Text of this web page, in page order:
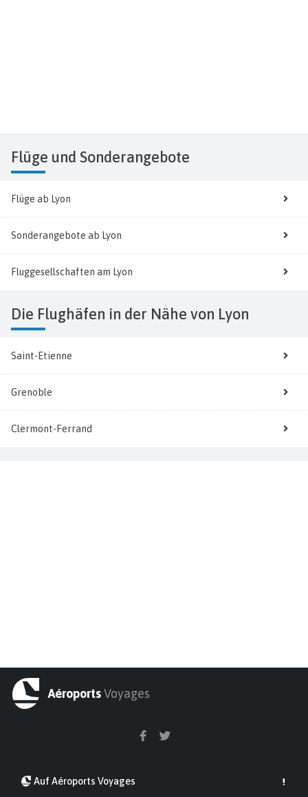
Flüge und Sonderangebote
Flüge ab Lyon
Sonderangebote ab Lyon
Fluggesellschaften am Lyon
Die Flughäfen in der Nähe von Lyon
Saint-Etienne
Grenoble
Clermont-Ferrand
AéroportsVoyages
Auf Aéroports Voyages